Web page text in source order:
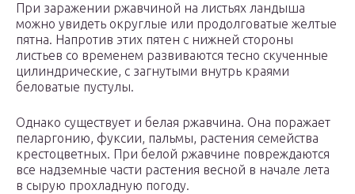
При заражении ржавчиной на листьях ландыша
можно увидеть округлые или продолговатые желтые
пятна. Напротив этих пятен с нижней стороны
листьев со временем развиваются тесно скученные
цилиндрические, с загнутыми внутрь краями
беловатые пустулы.
Однако существует и белая ржавчина. Она поражает
пеларгонию, фуксии, пальмы, растения семейства
крестоцветных. При белой ржавчине повреждаются
все надземные части растения весной в начале лета
в сырую прохладную погоду.